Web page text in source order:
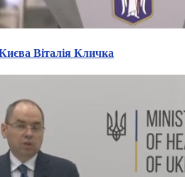
Віталія Кличка